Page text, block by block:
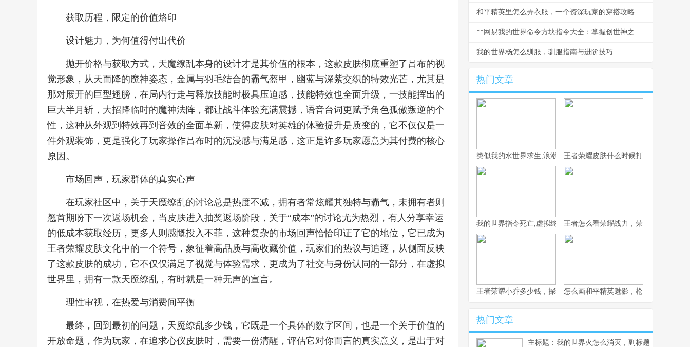
获取历程，限定的价值烙印
设计魅力，为何值得付出代价
抛开价格与获取方式，天魔缭乱本身的设计才是其价值的根本，这款皮肤彻底重塑了吕布的视
觉形象，从天而降的魔神姿态，金属与羽毛结合的霸气盔甲，幽蓝与深紫交织的特效光芒，尤其是
那对展开的巨型翅膀，在局内行走与释放技能时极具压迫感，技能特效也全面升级，一技能挥出的
巨大半月斩，大招降临时的魔神法阵，都让战斗体验充满震撼，语音台词更赋予角色孤傲叛逆的个
性，这种从外观到特效再到音效的全面革新，使得皮肤对英雄的体验提升是质变的，它不仅仅是一
件外观装饰，更是强化了玩家操作吕布时的沉浸感与满足感，这正是许多玩家愿意为其付费的核心
原因。
市场回声，玩家群体的真实心声
在玩家社区中，关于天魔缭乱的讨论总是热度不减，拥有者常炫耀其独特与霸气，未拥有者则
翘首期盼下一次返场机会，当皮肤进入抽奖返场阶段，关于“成本”的讨论尤为热烈，有人分享幸运
的低成本获取经历，更多人则感慨投入不菲，这种复杂的市场回声恰恰印证了它的地位，它已成为
王者荣耀皮肤文化中的一个符号，象征着高品质与高收藏价值，玩家们的热议与追逐，从侧面反映
了这款皮肤的成功，它不仅仅满足了视觉与体验需求，更成为了社交与身份认同的一部分，在虚拟
世界里，拥有一款天魔缭乱，有时就是一种无声的宣言。
理性审视，在热爱与消费间平衡
最终，回到最初的问题，天魔缭乱多少钱，它既是一个具体的数字区间，也是一个关于价值的
开放命题，作为玩家，在追求心仪皮肤时，需要一份清醒，评估它对你而言的真实意义，是出于对
和平精英里怎么弄衣服，一个资深玩家的穿搭攻略，副标题，从零开始打造你的战场时尚
**网易我的世界命令方块指令大全：掌握创世神之力的终极指南**
我的世界杨怎么驯服，驯服指南与进阶技巧
热门文章
类似我的水世界求生,浪潮中的孤独与希望王者荣耀皮肤什么时候打折，资深玩家
我的世界指令死亡,虚拟终结与真实隐喻王者怎么看荣耀战力，荣耀战力背后的
王者荣耀小乔多少钱，探秘获取成本与价值考量
怎么画和平精英魅影，枪火玫瑰的暗影
热门文章
主标题：我的世界火怎么消灭，副标题：资深玩家